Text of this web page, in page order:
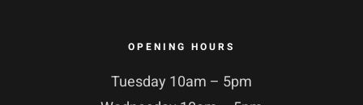
OPENING HOURS
Tuesday 10am – 5pm